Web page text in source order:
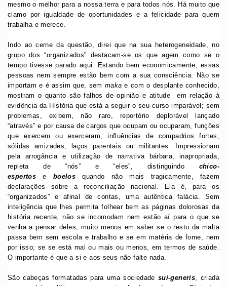
mesmo o melhor para a nossa terra e para todos nós. Há muito que
clamo por igualdade de oportunidades e a felicidade para quem
trabalha e merece.
Indo ao cerne da questão, direi que na sua heterogeneidade, no
grupo dos “organizados” destacam-se os que agem como se o
tempo tivesse parado aqui. Estando bem economicamente, essas
pessoas nem sempre estão bem com a sua consciência. Não se
importam e é assim que, sem maka e com o desplante conhecido,
mostram o quanto são falhos de opinião e atitude em relação à
evidência da História que está a seguir o seu curso imparável; sem
problemas, exibem, não raro, reportório deplorável lançado
“através” e por causa de cargos que ocupam ou ocuparam, funções
que exercem ou exerceram, influências de compadrios fortes,
sólidas amizades, laços parentais ou militantes. Impressionam
pela arrogância e utilização de narrativa bárbara, inapropriada,
repleta de “nós” e “eles”, distinguindo chico-
espertos e boelos quando não mais tragicamente, fazem
declarações sobre a reconciliação nacional. Ela é, para os
“organizados” e afinal de contas, uma autêntica falácia. Sem
inteligência que lhes permita folhear bem as páginas dolorosas da
história recente, não se incomodam nem estão aí para o que se
venha a pensar deles, muito menos em saber se o resto da malta
passa bem sem escola e trabalho e se em matéria de fome, nem
por isso; se se está mal ou mais ou menos, em termos de saúde.
O importante é que a si e aos seus não falte nada.
São cabeças formatadas para uma sociedade sui-generis, criada